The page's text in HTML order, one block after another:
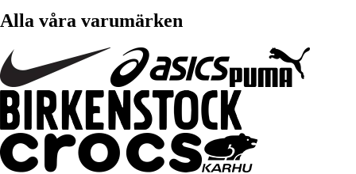
Alla våra varumärken